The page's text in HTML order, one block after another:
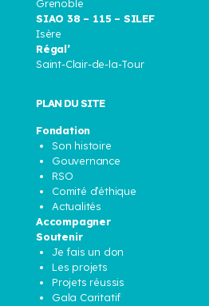
Grenoble
SIAO 38 – 115 – SILEF
Isère
Régal’
Saint-Clair-de-la-Tour
PLAN DU SITE
Fondation
Son histoire
Gouvernance
RSO
Comité d’éthique
Actualités
Accompagner
Soutenir
Je fais un don
Les projets
Projets réussis
Gala Caritatif